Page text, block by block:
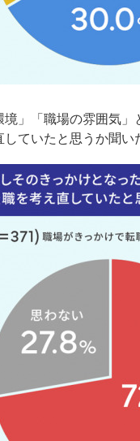
境」「職場の雰囲気
ていたと思うか聞